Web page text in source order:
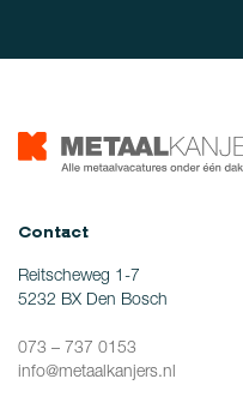
Contact
Reitscheweg 1-7
5232 BX Den Bosch
073 – 737 0153
info@metaalkanjers.nl